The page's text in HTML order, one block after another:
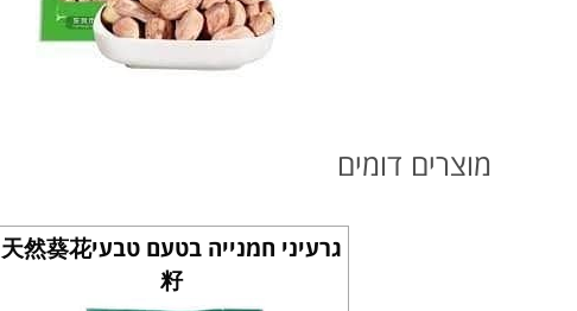
מוצרים דומים
גרעיני חמנייה בטעם טבעי天然葵花
籽